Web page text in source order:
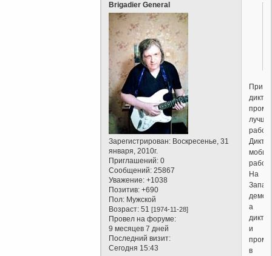
Brigadier General
Зарегистрирован: Воскресенье, 31
января, 2010г.
Приглашений: 0
Сообщений: 25867
Уважение: +1038
Позитив: +690
Пол: Мужской
Возраст: 51[1974-11-28]
Провел на форуме:
9 месяцев 7 дней
Последний визит:
Сегодня 15:43
При
лучше
На
а
и
в